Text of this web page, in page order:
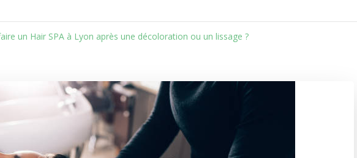
un Hair SPA à Lyon après une décoloration ou un lissage ?